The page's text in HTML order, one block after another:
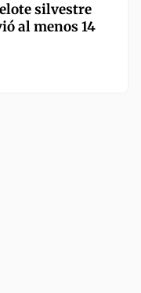
silvestre
al menos 14